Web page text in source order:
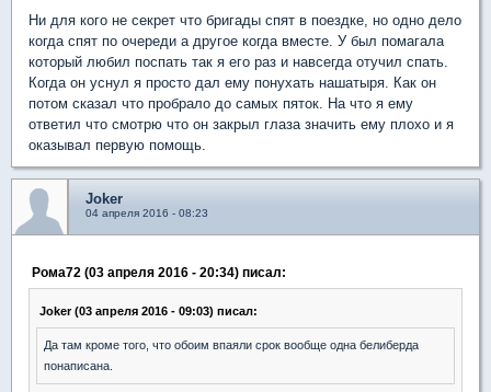
Ни для кого не секрет что бригады спят в поездке, но одно дело
когда спят по очереди а другое когда вместе. У был помагала
который любил поспать так я его раз и навсегда отучил спать.
Когда он уснул я просто дал ему понухать нашатыря. Как он
потом сказал что пробрало до самых пяток. На что я ему
ответил что смотрю что он закрыл глаза значить ему плохо и я
оказывал первую помощь.
Joker
04 апреля 2016 - 08:23
Рома72 (03 апреля 2016 - 20:34) писал:
Joker (03 апреля 2016 - 09:03) писал:
Да там кроме того, что обоим впаяли срок вообще одна белиберда
понаписана.